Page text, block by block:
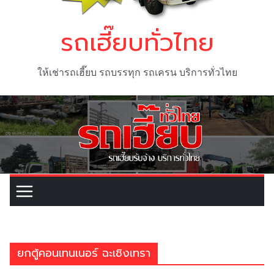
รถเฮี๊ยบทั่วไทย
ให้เช่ารถเฮี๊ยบ รถบรรทุก รถเครน บริการทั่วไทย
ยกตู้คอนเทนเนอร์ ฉะเชิงเทรา